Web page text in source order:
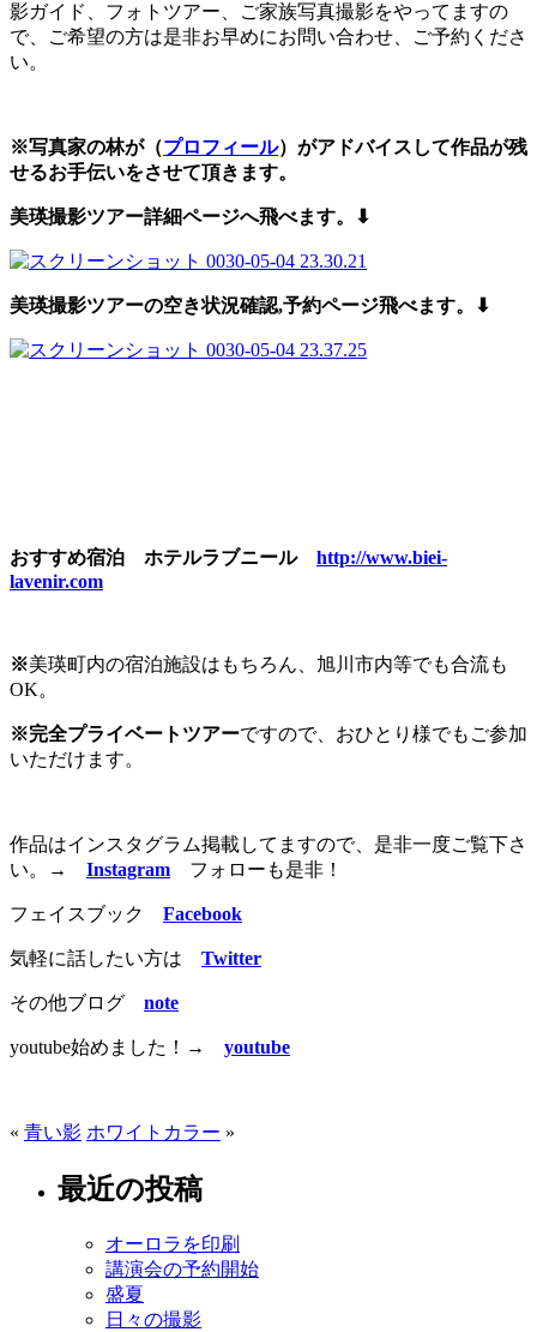
影ガイド、フォトツアー、ご家族写真撮影をやってますの
で、ご希望の方は是非お早めにお問い合わせ、ご予約くださ
い。
※写真家の林が（プロフィール）がアドバイスして作品が残
せるお手伝いをさせて頂きます。
美瑛撮影ツアー詳細ページへ飛べます。⬇︎
美瑛撮影ツアーの空き状況確認,予約ページ飛べます。⬇︎
おすすめ宿泊 ホテルラブニール http://www.biei-
lavenir.com
※美瑛町内の宿泊施設はもちろん、旭川市内等でも合流も
OK。
※完全プライベートツアーですので、おひとり様でもご参加
いただけます。
作品はインスタグラム掲載してますので、是非一度ご覧下さ
い。
→ Instagram フォローも是非！
フェイスブック Facebook
気軽に話したい方は Twitter
その他ブログ note
youtube始めました！→ youtube
« 青い影 ホワイトカラー »
最近の投稿
オーロラを印刷
講演会の予約開始
盛夏
日々の撮影